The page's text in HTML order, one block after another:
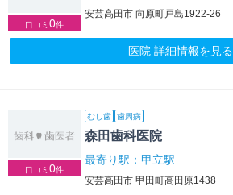
口コミ 0件
安芸高田市 向原町戸島1922-26
医院 詳細情報を見る
口コミ 0件
むし歯 歯周病
森田歯科医院
最寄り駅：甲立駅
安芸高田市 甲田町高田原1438